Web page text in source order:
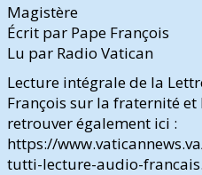
Magistère
Écrit par Pape François
Lu par Radio Vatican
Lecture intégrale de la
François sur la fraternité et
retrouver également ici :
https://
tutti-lecture-audio-